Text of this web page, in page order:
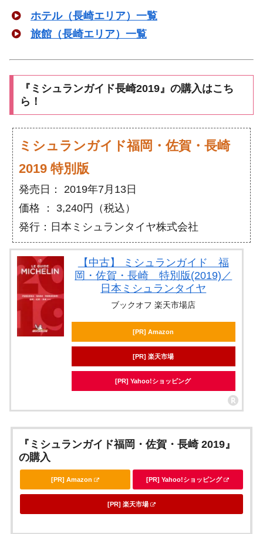
ホテル（長崎エリア）一覧
旅館（長崎エリア）一覧
『ミシュランガイド長崎2019』の購入はこち
ら！
ミシュランガイド福岡・佐賀・長崎
2019 特別版
発売日： 2019年7月13日
価格 ： 3,240円（税込）
発行：日本ミシュランタイヤ株式会社
【中古】 ミシュランガイド 福
岡・佐賀・長崎 特別版(2019)／
日本ミシュランタイヤ
ブックオフ 楽天市場店
[PR] Amazon
[PR] 楽天市場
[PR] Yahoo!ショッピング
『ミシュランガイド福岡・佐賀・長崎 2019』
の購入
[PR] Amazon [PR] Yahoo!ショッピング
[PR] 楽天市場